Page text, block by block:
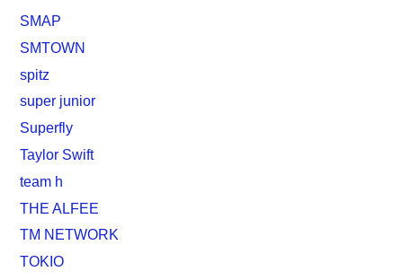
SMAP
SMTOWN
spitz
super junior
Superfly
Taylor Swift
team h
THE ALFEE
TM NETWORK
TOKIO